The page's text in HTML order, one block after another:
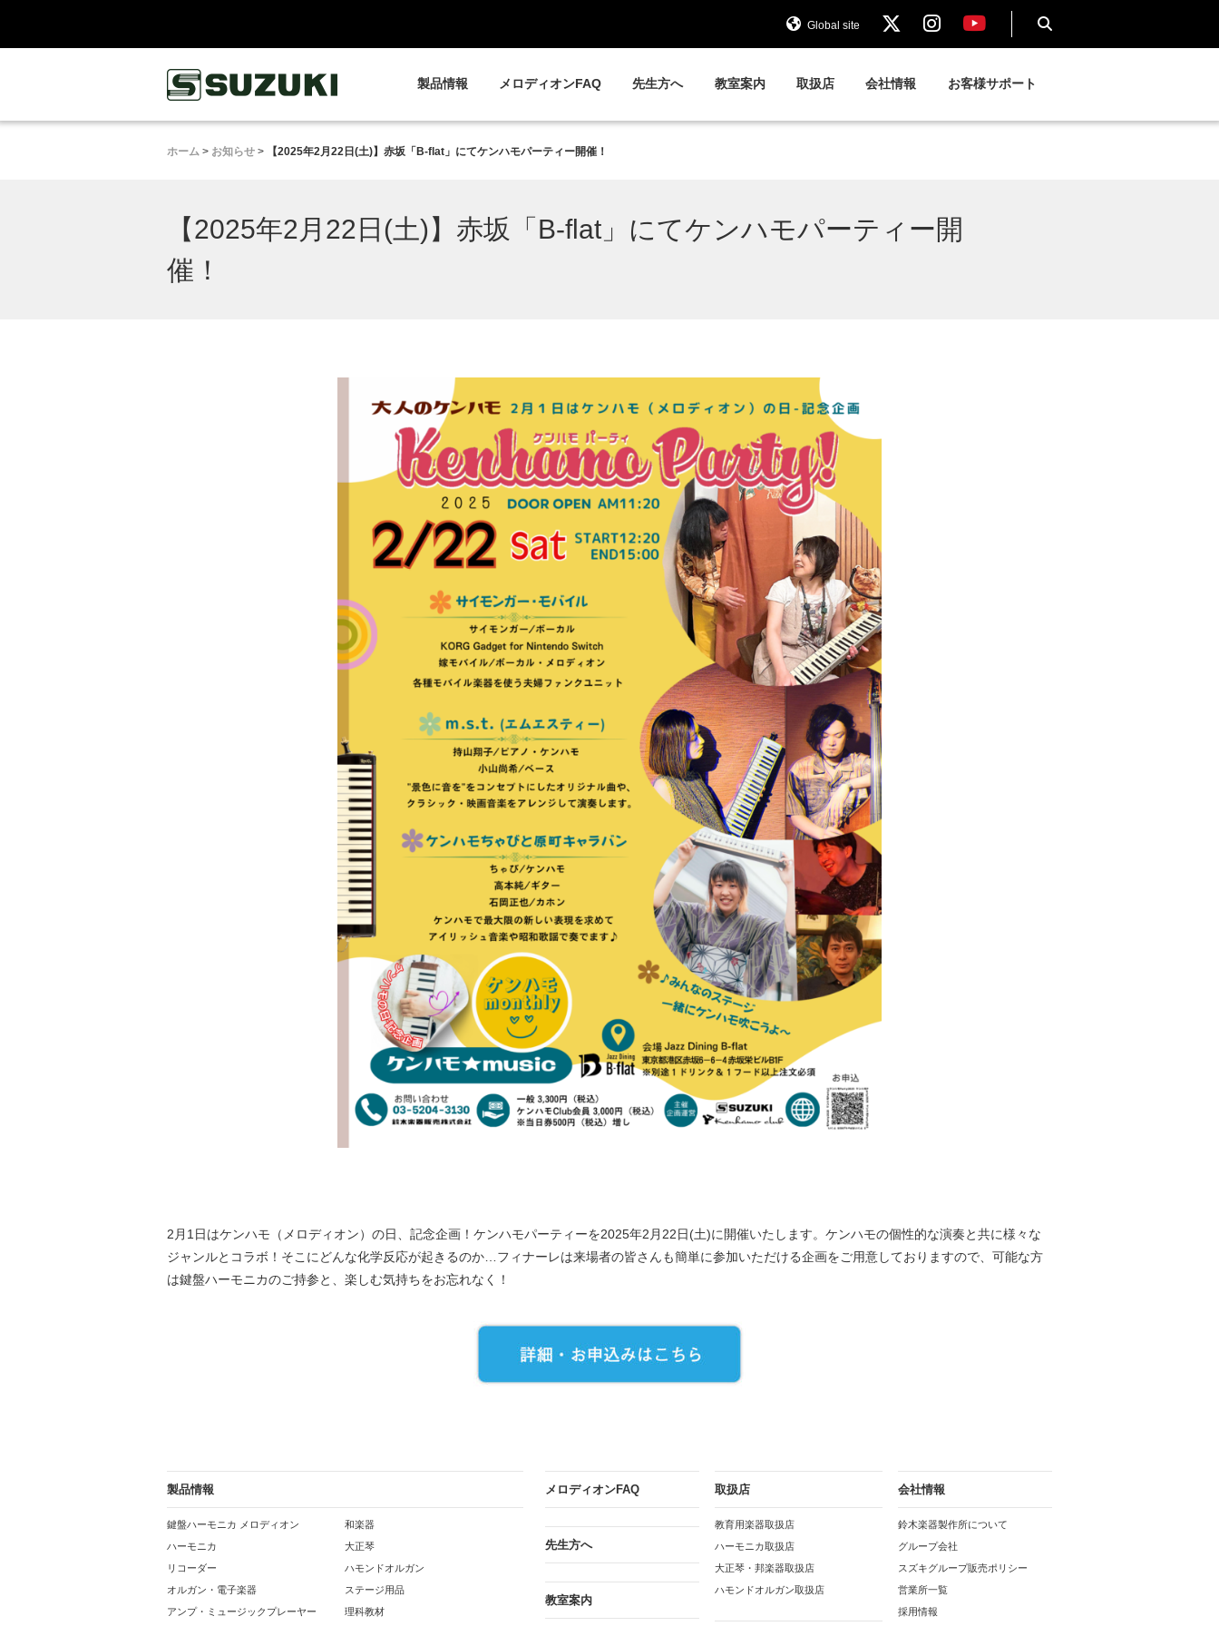
Global site
製品情報 メロディオンFAQ 先生方へ 教室案内 取扱店 会社情報 お客様サポート
ホーム > お知らせ > 【2025年2月22日(土)】赤坂「B-flat」にてケンハモパーティー開催！
【2025年2月22日(土)】赤坂「B-flat」にてケンハモパーティー開
催！
2月1日はケンハモ（メロディオン）の日、記念企画！ケンハモパーティーを2025年2月22日(土)に開催いたします。 ケンハモの個性的な演奏と共に様々な
ジャンルとコラボ！そこにどんな化学反応が起きるのか… フィナーレは来場者の皆さんも簡単に参加いただける企画をご用意しておりますので、可能な方
は鍵盤ハーモニカのご持参と、楽しむ気持ちをお忘れなく！
製品情報
鍵盤ハーモニカ メロディオン
ハーモニカ
リコーダー
オルガン・電子楽器
アンプ・ミュージックプレーヤー
和楽器
大正琴
ハモンドオルガン
ステージ用品
理科教材
メロディオンFAQ
先生方へ
教室案内
取扱店
教育用楽器取扱店
ハーモニカ取扱店
大正琴・邦楽器取扱店
ハモンドオルガン取扱店
会社情報
鈴木楽器製作所について
グループ会社
スズキグループ販売ポリシー
営業所一覧
採用情報